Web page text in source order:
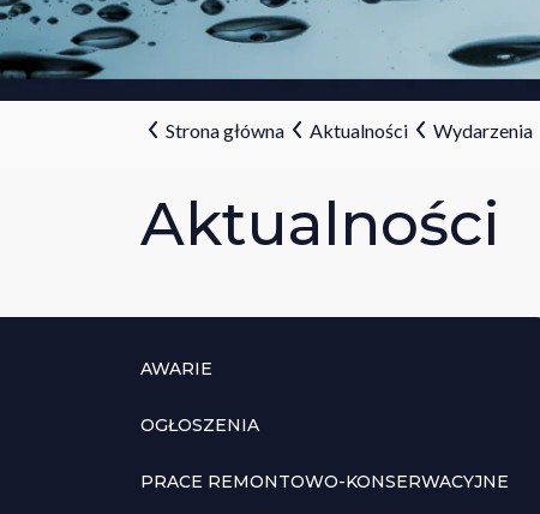
Strona główna Aktualności Wydarzenia
Aktualności
AWARIE
OGŁOSZENIA
PRACE REMONTOWO-KONSERWACYJNE